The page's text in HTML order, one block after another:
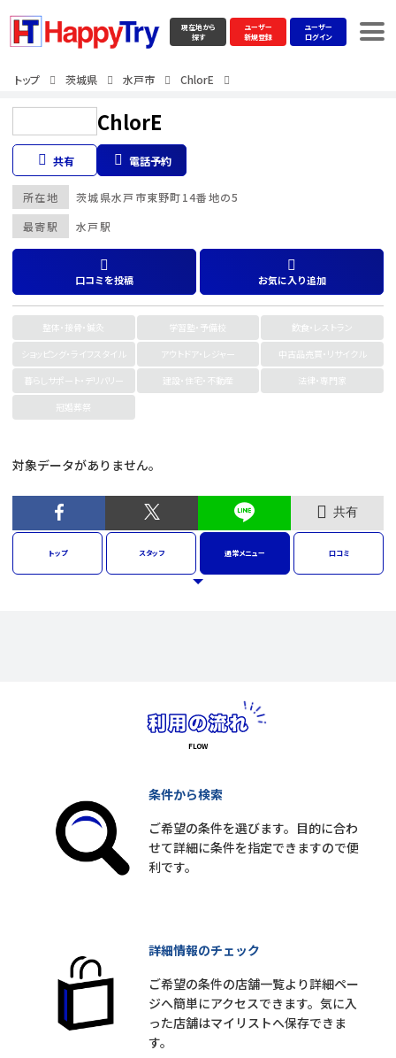
現在地から
探す
ユーザー
新規登録
ユーザー
ログイン
トップ 茨城県 水戸市 ChlorE
ChlorE
共有 電話予約
最寄駅 水戸駅
所在地 茨城県水戸市東野町14番地の5
口コミを投稿 お気に入り追加
整体・接骨・鍼灸 学習塾・予備校
飲食・レストラン
ショッピング・ライフスタイル
アウトドア・レジャー
中古品売買・リサイクル
暮らしサポート・デリバリー
建設・住宅・不動産
法律・専門家
冠婚葬祭
対象データがありません。
共有
トップ スタッフ 通常メニュー 口コミ
条件から検索
ご希望の条件を選びます。目的に合わ
せて詳細に条件を指定できますので便
利です。
詳細情報のチェック
ご希望の条件の店舗一覧より詳細ペー
ジへ簡単にアクセスできます。気に入
った店舗はマイリストへ保存できま
す。